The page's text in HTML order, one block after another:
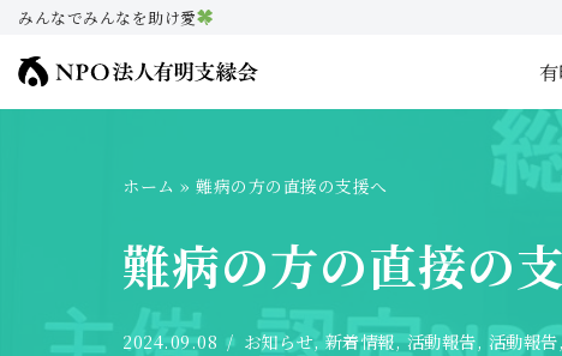
コ
みんなでみんなを助け愛
ホーム » 難病の方の直接の支援へ
難病の方の直接の
2024.09.08 お知らせ, 新着情報, 活動報告, 活動報告